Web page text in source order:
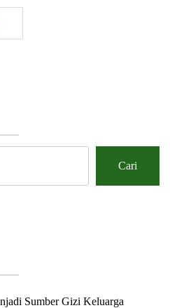
Cari
Sumber Gizi Keluarga